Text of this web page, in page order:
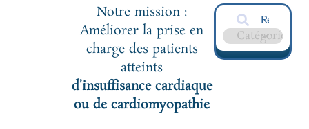
Notre mission :
Améliorer la prise en
charge des patients
atteints
d’insuffisance cardiaque
ou de cardiomyopathie